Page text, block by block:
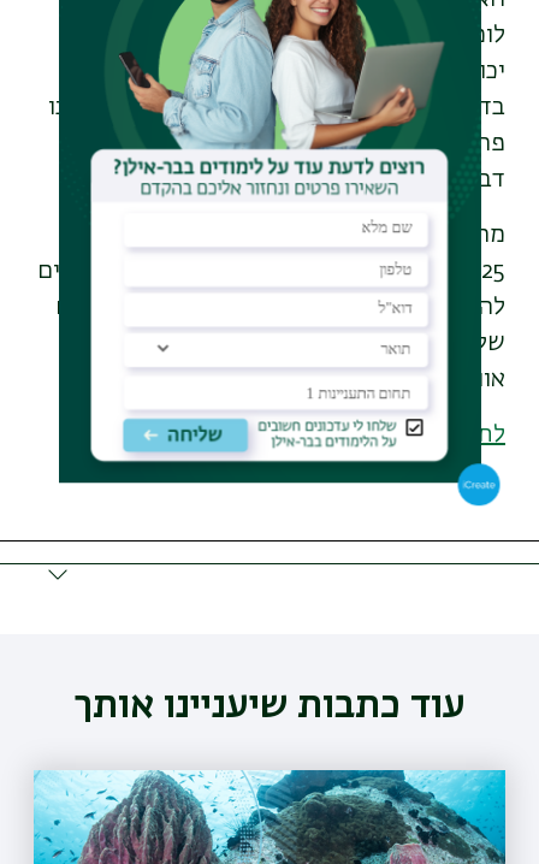
לומדים שסוגים שונים של זיהומים נגיפיים
יכולים להשפיע על קהילות מיקרוביאליות
בדרכים שונות, ואף לעצב מחדש את האופן שבו
פחמן ממוחזר, ואת כמות הפחמן שבסופו של
דבר נכלאת בעמקי האוקיינוס".
מחקר זה שזיכה את ד"ר קרנצלר בפרס קריל
2025, פותח נתיבים חדשים למדענים המבקשים
להבין את הקשר בין חיי הים ומערכות האקלים
של כדור הארץ. המחקר נערך בשיתוף עם
אוניברסיטת רוטגרס.
לתוכניות הלימוד במדעי החיים
עוד כתבות שיעניינו אותך